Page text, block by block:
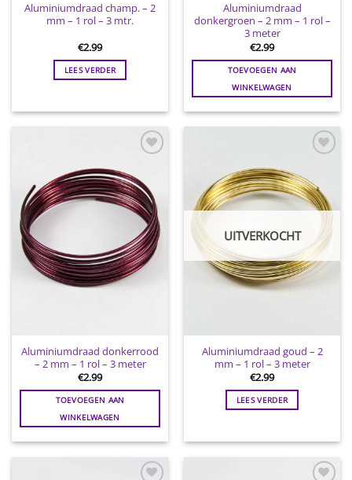
Aluminiumdraad champ. – 2
mm – 1 rol – 3 mtr.
€2.99
LEES VERDER
Aluminiumdraad
donkergroen – 2 mm – 1 rol –
3 meter
€2.99
TOEVOEGEN AAN
WINKELWAGEN
aan
wenslijst
Aluminiumdraad donkerrood
– 2 mm – 1 rol – 3 meter
€2.99
TOEVOEGEN AAN
WINKELWAGEN
aan
wenslijst
UITVERKOCHT
Aluminiumdraad goud – 2
mm – 1 rol – 3 meter
€2.99
LEES VERDER